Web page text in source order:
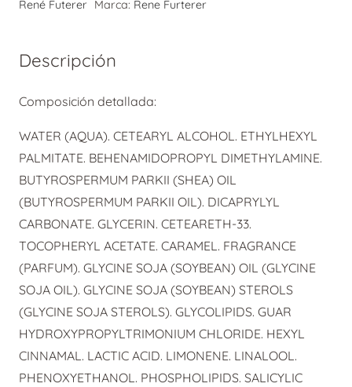
Karité
200
ml
cantidad
René Futerer
Marca: Rene Furterer
Descripción
Composición detallada:
WATER (AQUA). CETEARYL ALCOHOL. ETHYLHEXYL
PALMITATE. BEHENAMIDOPROPYL DIMETHYLAMINE.
BUTYROSPERMUM PARKII (SHEA) OIL
(BUTYROSPERMUM PARKII OIL). DICAPRYLYL
CARBONATE. GLYCERIN. CETEARETH-33.
TOCOPHERYL ACETATE. CARAMEL. FRAGRANCE
(PARFUM). GLYCINE SOJA (SOYBEAN) OIL (GLYCINE
SOJA OIL). GLYCINE SOJA (SOYBEAN) STEROLS
(GLYCINE SOJA STEROLS). GLYCOLIPIDS. GUAR
HYDROXYPROPYLTRIMONIUM CHLORIDE. HEXYL
CINNAMAL. LACTIC ACID. LIMONENE. LINALOOL.
PHENOXYETHANOL. PHOSPHOLIPIDS. SALICYLIC